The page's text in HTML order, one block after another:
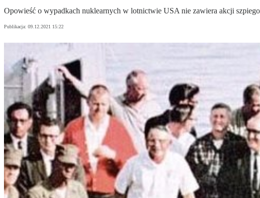
Opowieść o wypadkach nuklearnych w lotnictwie USA nie zawiera akcji
Publikacja: 09.12.2021 15:22